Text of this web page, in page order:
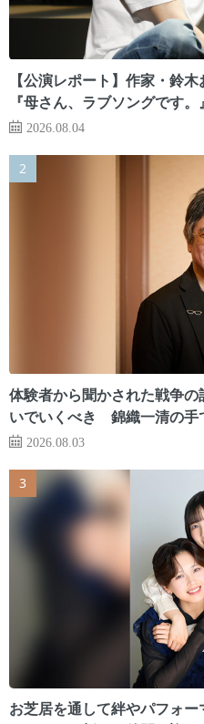
【公演レポート】作家・鈴
『母さん、ラブソングです。』
2026.08.04
体験者から聞かされた戦争
いでいくべき 錦織一清の手
2026.08.03
お芝居を通して絆やパフォ